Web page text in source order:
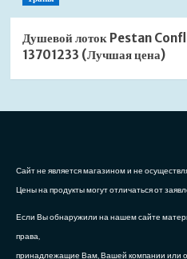
Душевой лоток Pestan
13701233 (Лучшая цена)
Сайт не является магазином и не
Цены на продукты могут отличаться от
Если Вы обнаружили на нашем сайте
права,
принадлежащие Вам, Вашей компании или